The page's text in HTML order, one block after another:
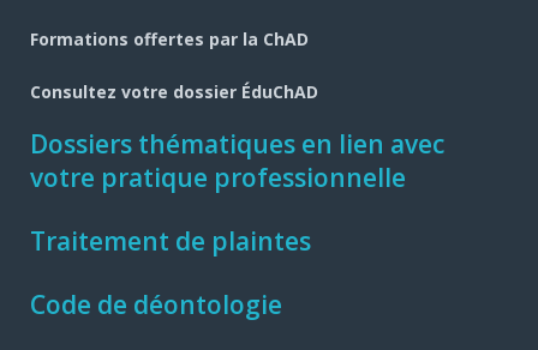
Formations offertes par la ChAD
Consultez votre dossier ÉduChAD
Dossiers thématiques en lien avec
votre pratique professionnelle
Traitement de plaintes
Code de déontologie